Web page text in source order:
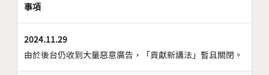
事項
2024.11.29
由於後台仍收到大量惡意廣告，「貢獻新講法」暫且關閉。